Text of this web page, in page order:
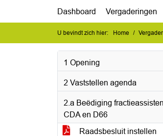
Dashboard Vergaderingen
U bevindt zich hier: Home
1 Opening
2 Vaststellen agenda
2.a Beëdiging
CDA en D66
Raadsbesluit instellen